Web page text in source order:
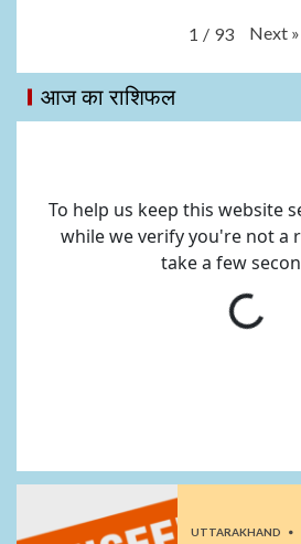
1 / 93 Next »
आज का राशिफल
UTTARAKHAND